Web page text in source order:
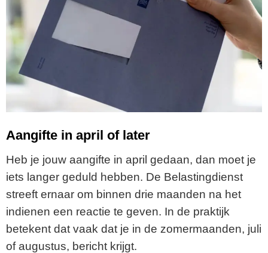
Aangifte in april of later
Heb je jouw aangifte in april gedaan, dan moet je
iets langer geduld hebben. De Belastingdienst
streeft ernaar om binnen drie maanden na het
indienen een reactie te geven. In de praktijk
betekent dat vaak dat je in de zomermaanden, juli
of augustus, bericht krijgt.